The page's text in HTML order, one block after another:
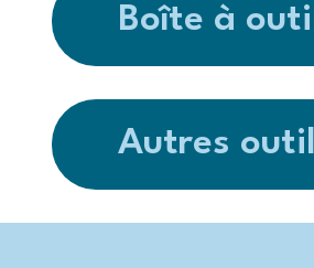
Boîte à
Autres